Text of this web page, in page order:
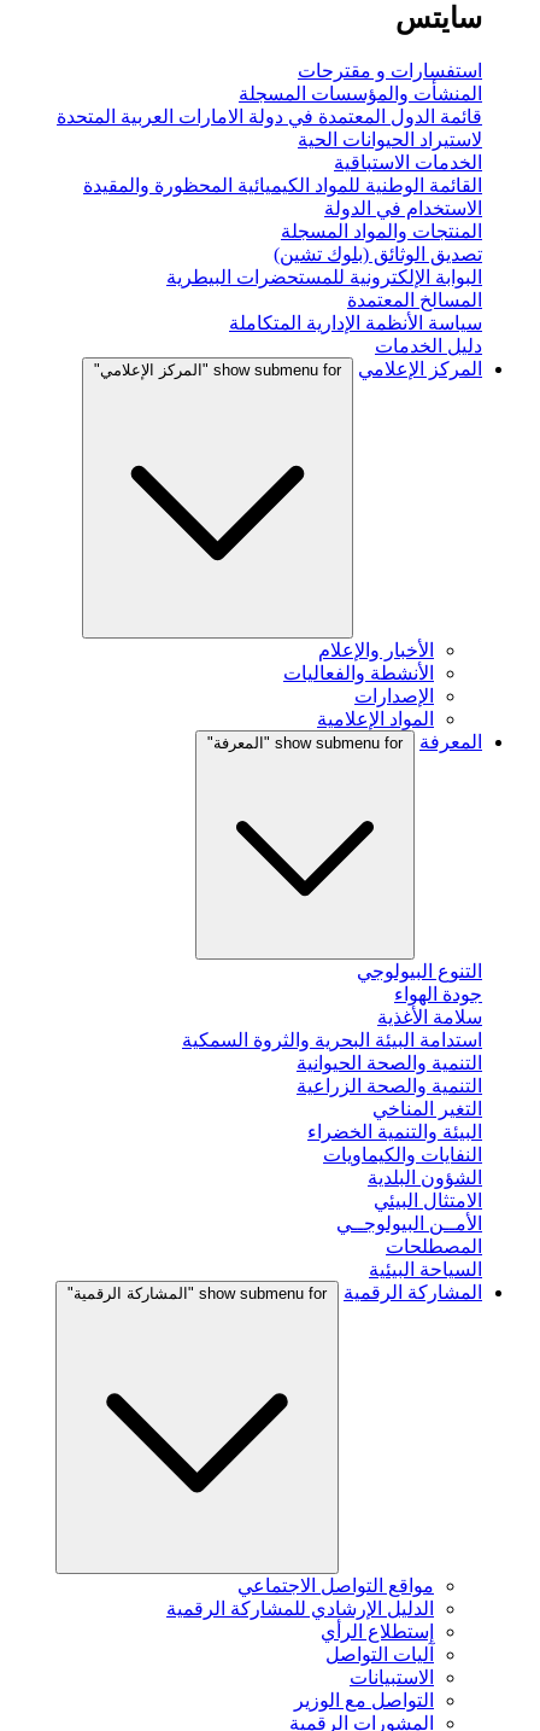
سايتس
استفسارات و مقترحات
المنشأت والمؤسسات المسجلة
قائمة الدول المعتمدة في دولة الامارات العربية المتحدة
لاستيراد الحيوانات الحية
الخدمات الاستباقية
القائمة الوطنية للمواد الكيميائية المحظورة والمقيدة
الاستخدام في الدولة
المنتجات والمواد المسجلة
تصديق الوثائق (بلوك تشين)
البوابة الإلكترونية للمستحضرات البيطرية
المسالخ المعتمدة
سياسة الأنظمة الإدارية المتكاملة
دليل الخدمات
المركز الإعلامي
show submenu for "المركز الإعلامي"
الأخبار والإعلام
الأنشطة والفعاليات
الإصدارات
المواد الإعلامية
المعرفة
show submenu for "المعرفة"
التنوع البيولوجي
جودة الهواء
سلامة الأغذية
استدامة البيئة البحرية والثروة السمكية
التنمية والصحة الحيوانية
التنمية والصحة الزراعية
التغير المناخي
البيئة والتنمية الخضراء
النفايات والكيماويات
الشؤون البلدية
الامتثال البيئي
الأمــن البيولوجــي
المصطلحات
السياحة البيئية
المشاركة الرقمية
show submenu for "المشاركة الرقمية"
مواقع التواصل الاجتماعي
الدليل الإرشادي للمشاركة الرقمية
إستطلاع الرأي
آليات التواصل
الاستبيانات
التواصل مع الوزير
المشورات الرقمية